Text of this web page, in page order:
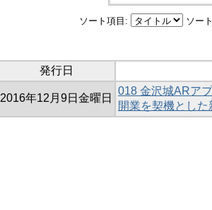
ソート項目: ソー
発行日
2016年12月9日金曜日
018 金沢城ARア
開業を契機とし